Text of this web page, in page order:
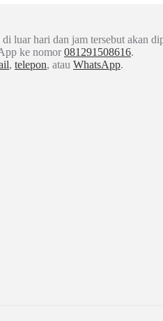
luar hari dan jam tersebut akan
ke nomor 081291508616.
, telepon, atau WhatsApp.